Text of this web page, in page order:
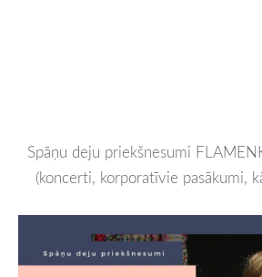
Spāņu deju priekšnesumi
(koncerti, korporatīvie pasākumi,